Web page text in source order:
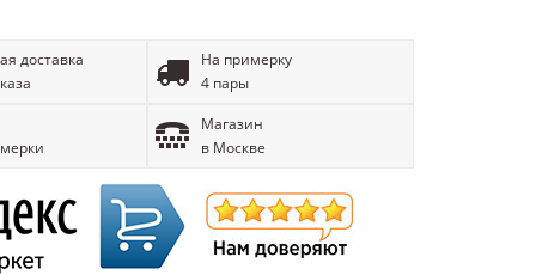
доставка
На примерку
4 пары
Магазин
в Москве